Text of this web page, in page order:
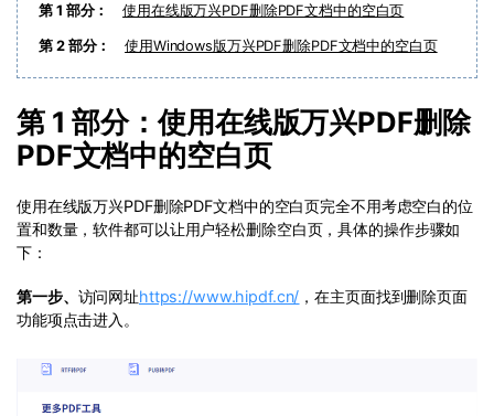
PDF OCR
查看更多 >
第 1 部分： 使用在线版万兴PDF删除PDF文档中的空白页
第 2 部分： 使用Windows版万兴PDF删除PDF文档中的空白页
第 1 部分：使用在线版万兴PDF删除
PDF文档中的空白页
使用在线版万兴PDF删除PDF文档中的空白页完全不用考虑空白的位
置和数量，软件都可以让用户轻松删除空白页，具体的操作步骤如
下：
第一步、 访问网址https://www.hipdf.cn/ ，在主页面找到删除页面
功能项点击进入。